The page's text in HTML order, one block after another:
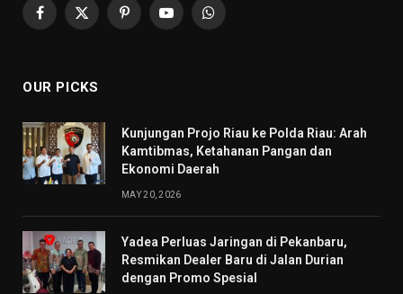
Facebook
X
PinterestYouTubeWhatsApp
OUR PICKS
Kunjungan Projo Riau ke Polda Riau: Arah
Kamtibmas, Ketahanan Pangan dan
Ekonomi Daerah
MAY 20, 2026
Yadea Perluas Jaringan di Pekanbaru,
Resmikan Dealer Baru di Jalan Durian
dengan Promo Spesial